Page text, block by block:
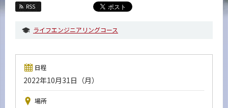
RSS
ライフエンジニアリングコース
日程
2022年10月31日（月）
場所
教員・研究室
Faculty and Laboratories
未来
Admissions
応用化学系 News